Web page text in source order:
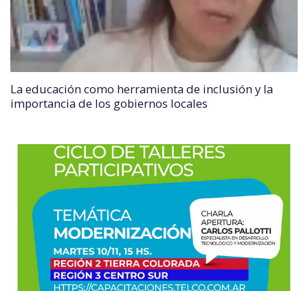
La educación como herramienta de inclusión y la
importancia de los gobiernos locales